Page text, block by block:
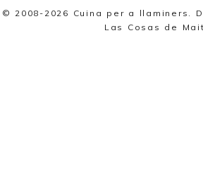
© 2008-2026 Cuina per a llaminers .
Las Cosas de